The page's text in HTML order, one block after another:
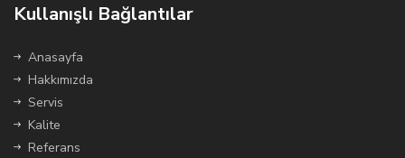
Kullanışlı Bağlantılar
Anasayfa
Hakkımızda
Servis
Kalite
Referans